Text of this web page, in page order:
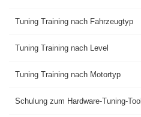
Tuning Training nach Fahrzeugtyp
Tuning Training nach Level
Tuning Training nach Motortyp
Schulung zum Hardware-Tuning-Tool